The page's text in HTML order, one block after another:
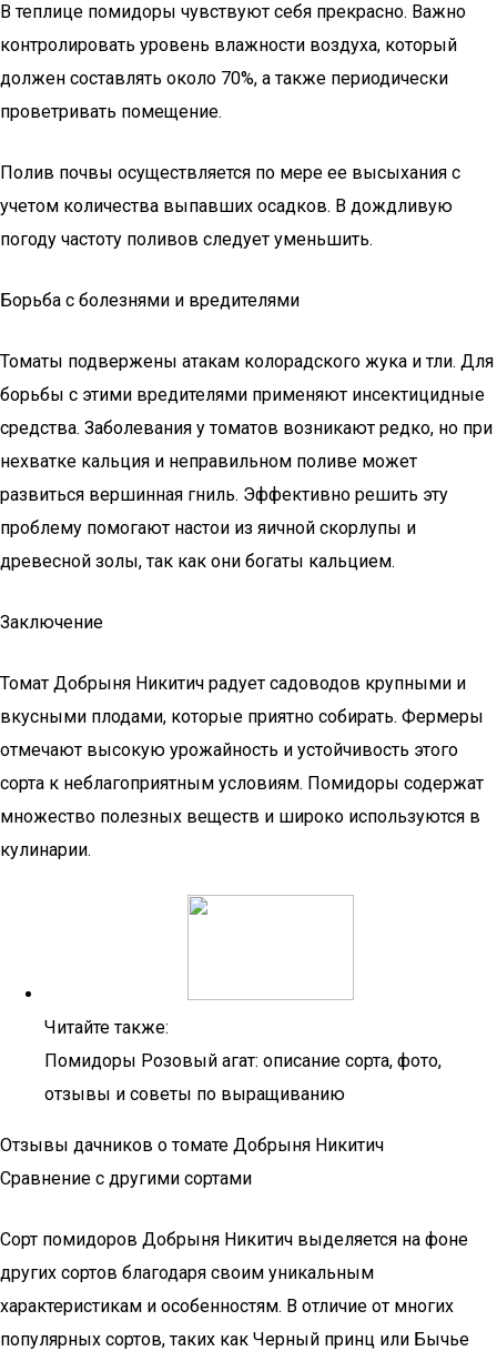
В теплице помидоры чувствуют себя прекрасно. Важно
контролировать уровень влажности воздуха, который
должен составлять около 70%, а также периодически
проветривать помещение.
Полив почвы осуществляется по мере ее высыхания с
учетом количества выпавших осадков. В дождливую
погоду частоту поливов следует уменьшить.
Борьба с болезнями и вредителями
Томаты подвержены атакам колорадского жука и тли. Для
борьбы с этими вредителями применяют инсектицидные
средства. Заболевания у томатов возникают редко, но при
нехватке кальция и неправильном поливе может
развиться вершинная гниль. Эффективно решить эту
проблему помогают настои из яичной скорлупы и
древесной золы, так как они богаты кальцием.
Заключение
Томат Добрыня Никитич радует садоводов крупными и
вкусными плодами, которые приятно собирать. Фермеры
отмечают высокую урожайность и устойчивость этого
сорта к неблагоприятным условиям. Помидоры содержат
множество полезных веществ и широко используются в
кулинарии.
Читайте также:
Помидоры Розовый агат: описание сорта, фото,
отзывы и советы по выращиванию
Отзывы дачников о томате Добрыня Никитич
Сравнение с другими сортами
Сорт помидоров Добрыня Никитич выделяется на фоне
других сортов благодаря своим уникальным
характеристикам и особенностям. В отличие от многих
популярных сортов, таких как Черный принц или Бычье